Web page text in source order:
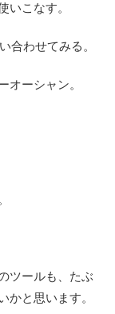
いこなす。
合わせてみる。
オーシャン。
ツールも、たぶ
かと思います。